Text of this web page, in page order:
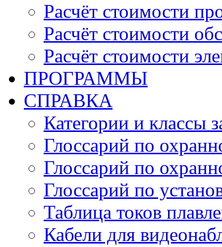
Расчёт стоимости
Расчёт стоимости
Расчёт стоимости
ПРОГРАММЫ
СПРАВКА
Категории и классы
Глоссарий по
Глоссарий по
Глоссарий по
Таблица токов
Кабели для